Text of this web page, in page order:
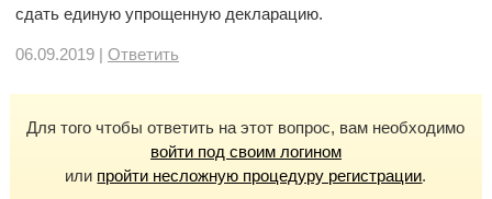
сдать единую упрощенную декларацию.
06.09.2019 | Ответить
Для того чтобы ответить на этот вопрос, вам необходимо
войти под своим логином
или пройти несложную процедуру регистрации.